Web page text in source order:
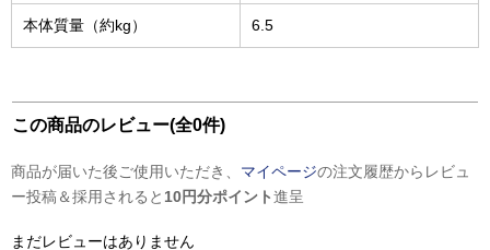
本体質量（約kg） 6.5
この商品のレビュー(全0件)
商品が届いた後ご使用いただき、 マイページの注文履歴からレビュ
ー投稿＆採用されると 10円分ポイント進呈
まだレビューはありません